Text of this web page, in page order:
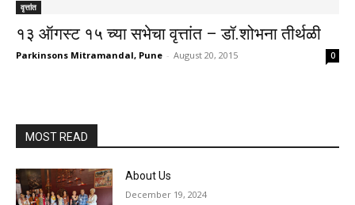
वृत्तांत
१३ ऑगस्ट १५ च्या सभेचा वृत्तांत – डॉ.शोभना तीर्थळी
Parkinsons Mitramandal, Pune - August 20, 2015 0
MOST READ
About Us
December 19, 2024